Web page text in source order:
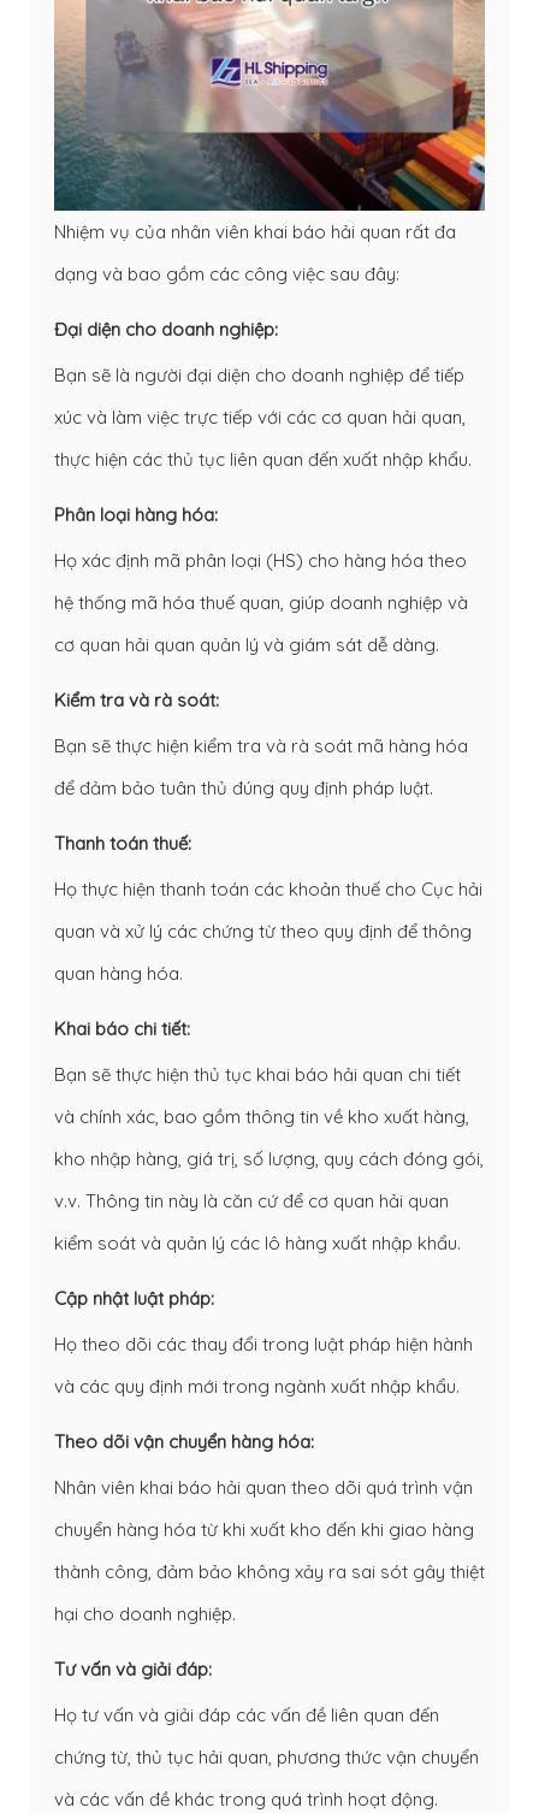
Nhiệm vụ của nhân viên khai báo hải quan rất đa
dạng và bao gồm các công việc sau đây:
Đại diện cho doanh nghiệp:
Bạn sẽ là người đại diện cho doanh nghiệp để tiếp
xúc và làm việc trực tiếp với các cơ quan hải quan,
thực hiện các thủ tục liên quan đến xuất nhập khẩu.
Phân loại hàng hóa:
Họ xác định mã phân loại (HS) cho hàng hóa theo
hệ thống mã hóa thuế quan, giúp doanh nghiệp và
cơ quan hải quan quản lý và giám sát dễ dàng.
Kiểm tra và rà soát:
Bạn sẽ thực hiện kiểm tra và rà soát mã hàng hóa
để đảm bảo tuân thủ đúng quy định pháp luật.
Thanh toán thuế:
Họ thực hiện thanh toán các khoản thuế cho Cục hải
quan và xử lý các chứng từ theo quy định để thông
quan hàng hóa.
Khai báo chi tiết:
Bạn sẽ thực hiện thủ tục khai báo hải quan chi tiết
và chính xác, bao gồm thông tin về kho xuất hàng,
kho nhập hàng, giá trị, số lượng, quy cách đóng gói,
v.v. Thông tin này là căn cứ để cơ quan hải quan
kiểm soát và quản lý các lô hàng xuất nhập khẩu.
Cập nhật luật pháp:
Họ theo dõi các thay đổi trong luật pháp hiện hành
và các quy định mới trong ngành xuất nhập khẩu.
Theo dõi vận chuyển hàng hóa:
Nhân viên khai báo hải quan theo dõi quá trình vận
chuyển hàng hóa từ khi xuất kho đến khi giao hàng
thành công, đảm bảo không xảy ra sai sót gây thiệt
hại cho doanh nghiệp.
Tư vấn và giải đáp:
Họ tư vấn và giải đáp các vấn đề liên quan đến
chứng từ, thủ tục hải quan, phương thức vận chuyển
và các vấn đề khác trong quá trình hoạt động.